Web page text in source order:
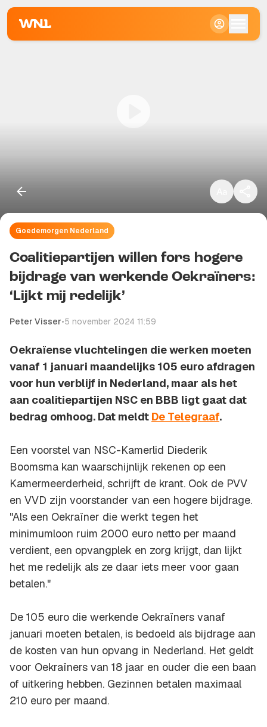
Goedemorgen Nederland
Coalitiepartijen willen fors hogere
bijdrage van werkende Oekraïners:
‘Lijkt mij redelijk’
Peter Visser•5 november 2024 11:59
Oekraïense vluchtelingen die werken moeten
vanaf 1 januari maandelijks 105 euro afdragen
voor hun verblijf in Nederland, maar als het
aan coalitiepartijen NSC en BBB ligt gaat dat
bedrag omhoog. Dat meldt De Telegraaf.
Een voorstel van NSC-Kamerlid Diederik
Boomsma kan waarschijnlijk rekenen op een
Kamermeerderheid, schrijft de krant. Ook de PVV
en VVD zijn voorstander van een hogere bijdrage.
"Als een Oekraïner die werkt tegen het
minimumloon ruim 2000 euro netto per maand
verdient, een opvangplek en zorg krijgt, dan lijkt
het me redelijk als ze daar iets meer voor gaan
betalen."
De 105 euro die werkende Oekraïners vanaf
januari moeten betalen, is bedoeld als bijdrage aan
de kosten van hun opvang in Nederland. Het geldt
voor Oekraïners van 18 jaar en ouder die een baan
of uitkering hebben. Gezinnen betalen maximaal
210 euro per maand.